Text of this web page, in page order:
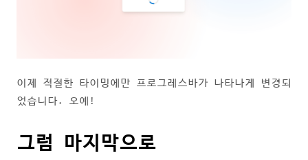
이제 적절한 타이밍에만 프로그레스바가 나타나게 변경되
었습니다. 오예!
그럼 마지막으로